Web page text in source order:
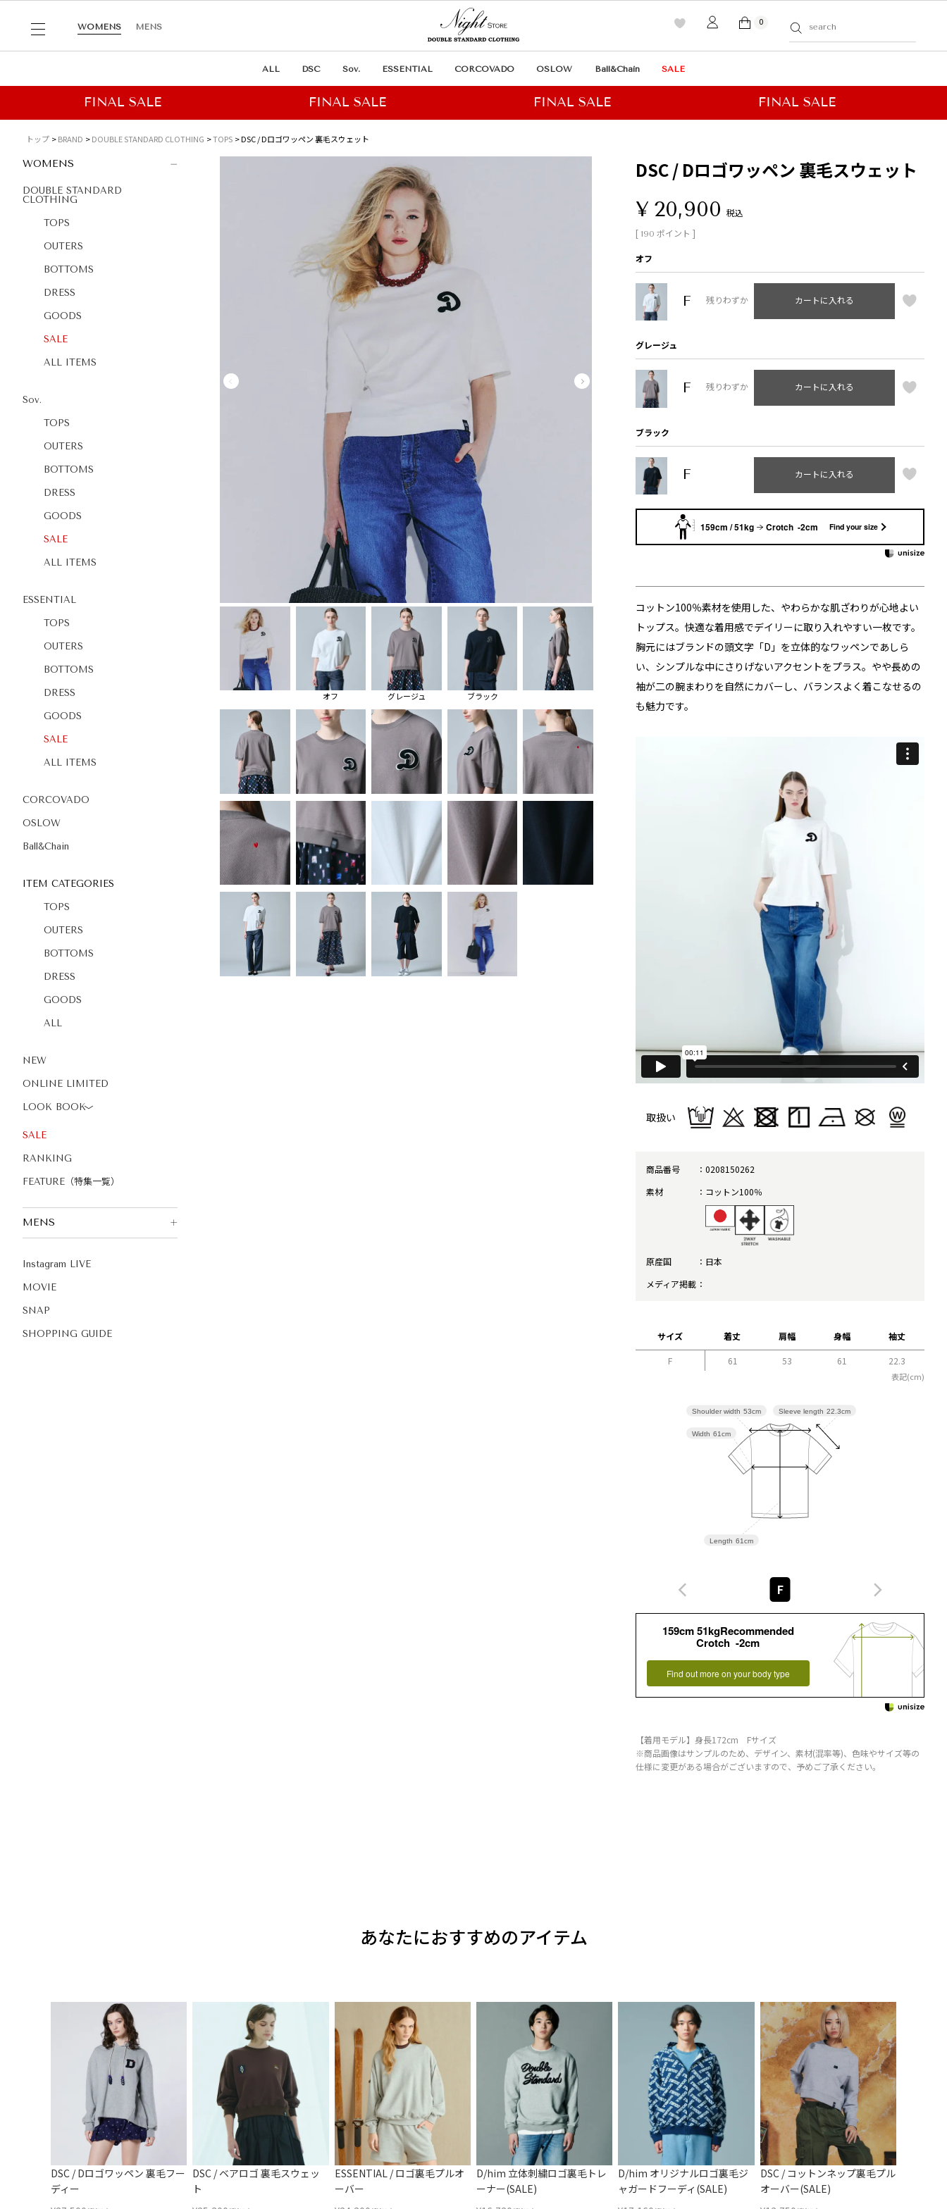
WOMENS MENS
0
ALL DSC Sov. ESSENTIAL CORCOVADO OSLOW Ball&Chain SALE
トップ BRAND DOUBLE STANDARD CLOTHING TOPS DSC / Dロゴワッペン 裏毛スウェット
WOMENS
DOUBLE STANDARD
CLOTHING
TOPS
OUTERS
BOTTOMS
DRESS
GOODS
SALE
ALL ITEMS
Sov.
TOPS
OUTERS
BOTTOMS
DRESS
GOODS
SALE
ALL ITEMS
ESSENTIAL
TOPS
OUTERS
BOTTOMS
DRESS
GOODS
SALE
ALL ITEMS
CORCOVADO
OSLOW
Ball&Chain
ITEM CATEGORIES
TOPS
OUTERS
BOTTOMS
DRESS
GOODS
ALL
NEW
ONLINE LIMITED
LOOK BOOK〉
SALE
RANKING
FEATURE（特集一覧）
MENS
Instagram LIVE
MOVIE
SNAP
SHOPPING GUIDE
オフ グレージュ ブラック
DSC / Dロゴワッペン 裏毛スウェット
¥ 20,900 税込
[ 190 ポイント ]
オフ
F 残りわずか カートに入れる
グレージュ
F 残りわずか カートに入れる
ブラック
F カートに入れる
159cm / 51kg Crotch -2cm Find your size
コットン100％素材を使用した、やわらかな肌ざわりが心地よい
トップス。快適な着用感でデイリーに取り入れやすい一枚です。
胸元にはブランドの頭文字「D」を立体的なワッペンであしら
い、シンプルな中にさりげないアクセントをプラス。やや長めの
袖が二の腕まわりを自然にカバーし、バランスよく着こなせるの
も魅力です。
取扱い
商品番号
0208150262
素材
コットン100％
原産国
日本
メディア掲載
サイズ 着丈 肩幅 身幅 袖丈
F 61 53 61 22.3
表記(cm)
Sleeve length 22.3cm
Length 61cm
Width 61cm
Shoulder width 53cm
F
159cm 51kgRecommended
Crotch -2cm
Find out more on your body type
【着用モデル】身長172cm Fサイズ
※商品画像はサンプルのため、デザイン、素材(混率等)、色味やサイズ等の
仕様に変更がある場合がございますので、予めご了承ください。
あなたにおすすめのアイテム
DSC / Dロゴワッペン 裏毛フー
ディー
DSC / ベアロゴ 裏毛スウェッ
ト
ESSENTIAL / ロゴ裏毛プルオ
ーバー
D/him 立体刺繍ロゴ裏毛トレ
ーナー(SALE)
D/him オリジナルロゴ裏毛ジ
ャガードフーディ(SALE)
DSC / コットンネップ裏毛プル
オーバー(SALE)